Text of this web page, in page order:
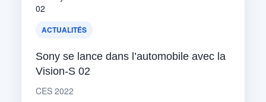
ACTUALITÉS
Sony se lance dans l’automobile avec la
Vision-S 02
CES 2022